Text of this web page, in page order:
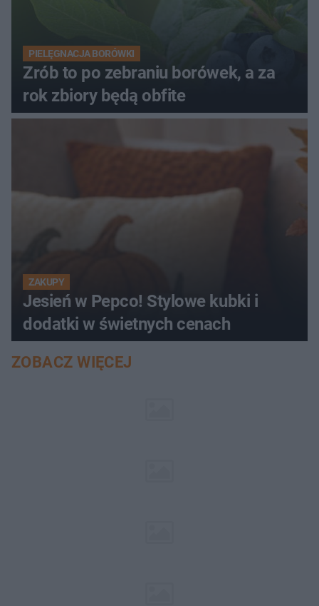
PIELĘGNACJA BORÓWKI
Zrób to po zebraniu borówek, a za
rok zbiory będą obfite
ZAKUPY
Jesień w Pepco! Stylowe kubki i
dodatki w świetnych cenach
ZOBACZ WIĘCEJ